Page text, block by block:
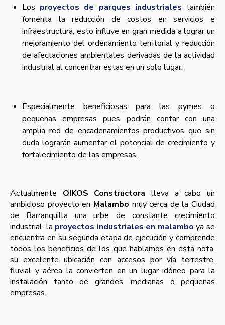
Los proyectos de parques industriales también
fomenta la reducción de costos en servicios e
infraestructura, esto influye en gran medida a lograr un
mejoramiento del ordenamiento territorial y reducción
de afectaciones ambientales derivadas de la actividad
industrial al concentrar estas en un solo lugar.
Especialmente beneficiosas para las pymes o
pequeñas empresas pues podrán contar con una
amplia red de encadenamientos productivos que sin
duda lograrán aumentar el potencial de crecimiento y
fortalecimiento de las empresas.
Actualmente OIKOS Constructora lleva a cabo un
ambicioso proyecto en Malambo muy cerca de la Ciudad
de Barranquilla una urbe de constante crecimiento
industrial, la proyectos industriales en malambo ya se
encuentra en su segunda etapa de ejecución y comprende
todos los beneficios de los que hablamos en esta nota,
su excelente ubicación con accesos por vía terrestre,
fluvial y aérea la convierten en un lugar idóneo para la
instalación tanto de grandes, medianas o pequeñas
empresas.